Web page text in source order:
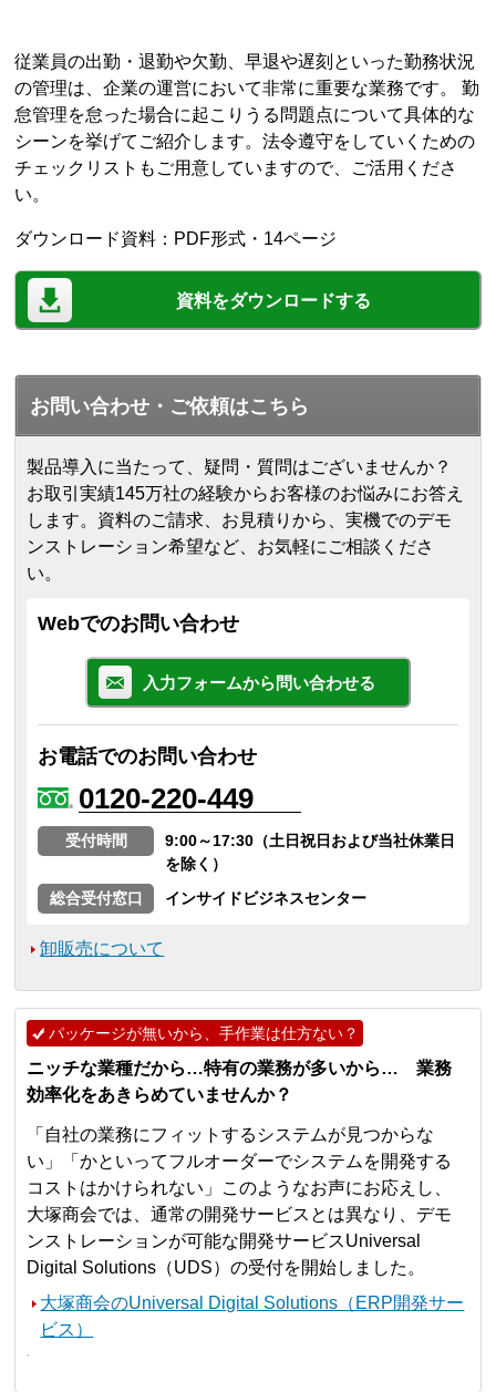
従業員の出勤・退勤や欠勤、早退や遅刻といった勤務状況
の管理は、企業の運営において非常に重要な業務です。 勤
怠管理を怠った場合に起こりうる問題点について具体的な
シーンを挙げてご紹介します。法令遵守をしていくための
チェックリストもご用意していますので、ご活用くださ
い。
ダウンロード資料：PDF形式・14ページ
資料をダウンロードする
お問い合わせ・ご依頼はこちら
製品導入に当たって、疑問・質問はございませんか？
お取引実績145万社の経験からお客様のお悩みにお答え
します。 資料のご請求、お見積りから、実機でのデモ
ンストレーション希望など、お気軽にご相談くださ
い。
Webでのお問い合わせ
入力フォームから問い合わせる
お電話でのお問い合わせ
0120-220-449
受付時間
9:00～17:30（土日祝日および当社休業日
を除く）
総合受付窓口
インサイドビジネスセンター
卸販売について
パッケージが無いから、手作業は仕方ない？
ニッチな業種だから…特有の業務が多いから… 業務
効率化をあきらめていませんか？
「自社の業務にフィットするシステムが見つからな
い」「かといってフルオーダーでシステムを開発する
コストはかけられない」このようなお声にお応えし、
大塚商会では、通常の開発サービスとは異なり、デモ
ンストレーションが可能な開発サービスUniversal
Digital Solutions（UDS）の受付を開始しました。
大塚商会のUniversal Digital Solutions（ERP開発サー
ビス）